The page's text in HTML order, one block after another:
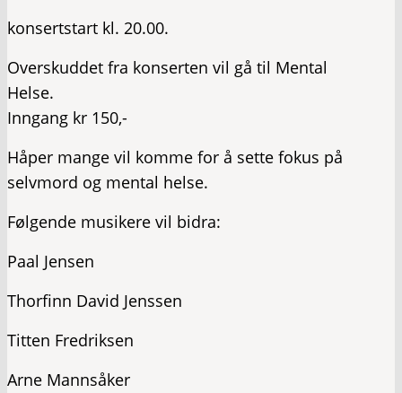
konsertstart kl. 20.00.
Overskuddet fra konserten vil gå til Mental
Helse.
Inngang kr 150,-
Håper mange vil komme for å sette fokus på
selvmord og mental helse.
Følgende musikere vil bidra:
Paal Jensen
Thorfinn David Jenssen
Titten Fredriksen
Arne Mannsåker